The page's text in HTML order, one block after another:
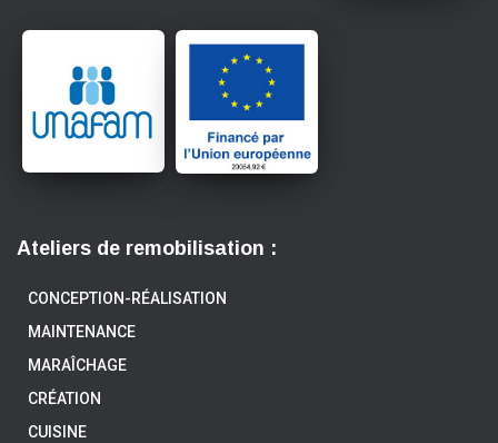
Ateliers de remobilisation :
CONCEPTION-RÉALISATION
MAINTENANCE
MARAÎCHAGE
CRÉATION
CUISINE